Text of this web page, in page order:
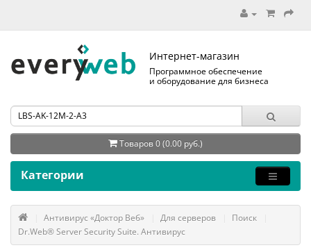
Интернет-магазин
Программное обеспечение
и оборудование для бизнеса
Товаров 0 (0.00 руб.)
Категории
Антивирус «Доктор Веб» Для серверов
Поиск
Dr.Web® Server Security Suite. Антивирус